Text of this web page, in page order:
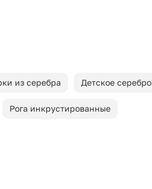
из серебра Детское серебро
Рога инкрустированные